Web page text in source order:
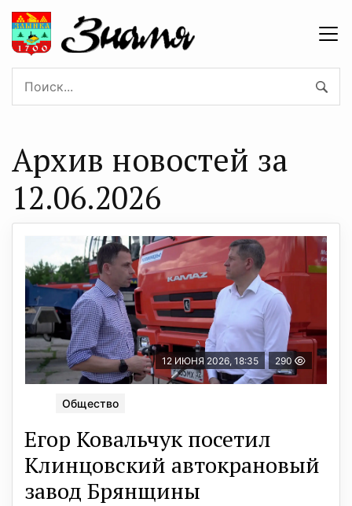
Архив новостей за
12.06.2026
12 ИЮНЯ 2026, 18:35 290
Общество
Егор Ковальчук посетил
Клинцовский автокрановый
завод Брянщины